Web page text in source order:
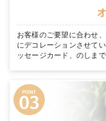
お客様のご要望に合わせ
にデコレーションさせて
ッセージカード、のしまで